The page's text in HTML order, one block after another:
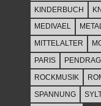
KINDERBUCH
MEDIVAEL
MITTELALTER
PARIS
ROCKMUSIK
SPANNUNG